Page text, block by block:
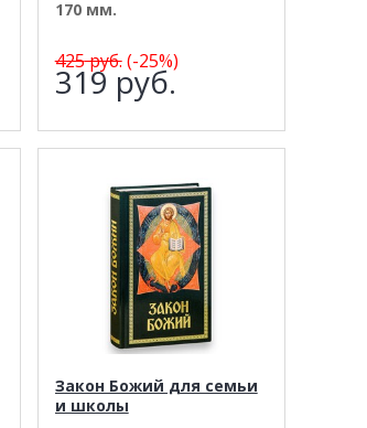
170 мм.
425руб.(-25%)
319руб.
Закон Божий для семьи
и школы